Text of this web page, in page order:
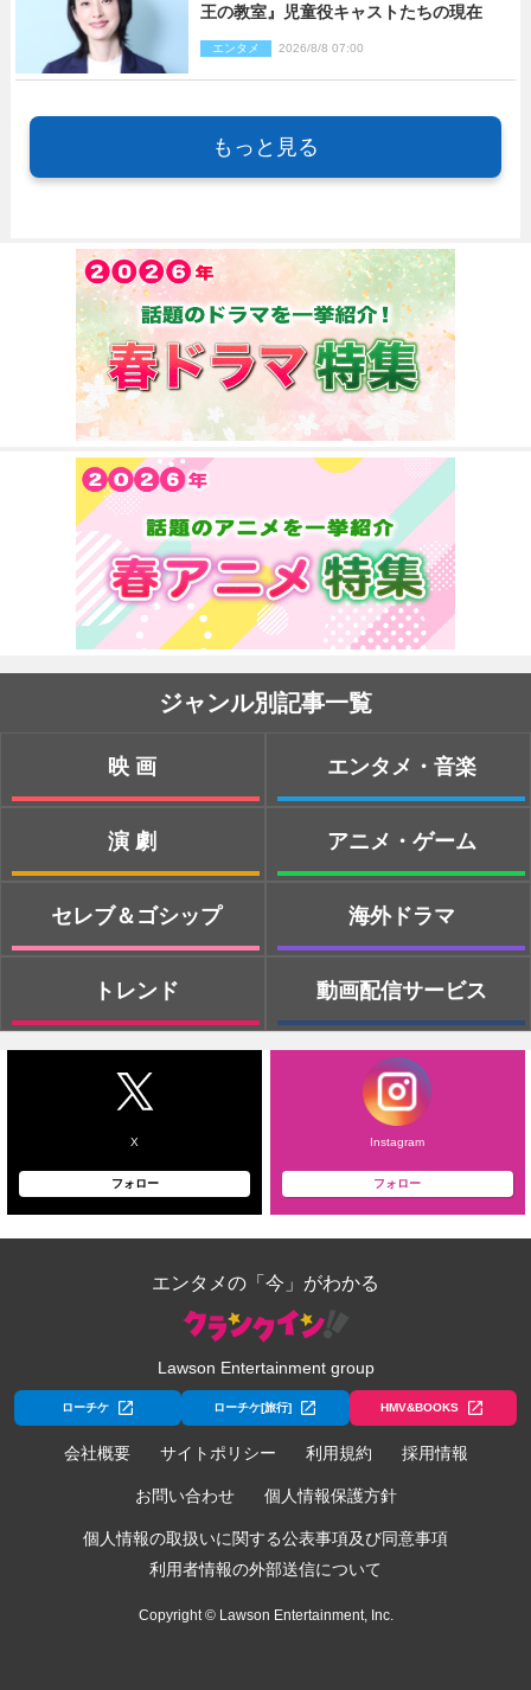
王の教室』児童役キャストたちの現在
エンタメ 2026/8/8 07:00
もっと見る
ジャンル別記事一覧
映画
演劇
セレブ＆ゴシップ
トレンド
エンタメ・音楽
アニメ・ゲーム
海外ドラマ
動画配信サービス
X
フォロー
Instagram
フォロー
エンタメの「今」がわかる
Lawson Entertainment group
ローチケ ローチケ[旅行] HMV&BOOKS
会社概要 サイトポリシー 利用規約 採用情報
お問い合わせ 個人情報保護方針
個人情報の取扱いに関する公表事項及び同意事項
利用者情報の外部送信について
Copyright © Lawson Entertainment, Inc.